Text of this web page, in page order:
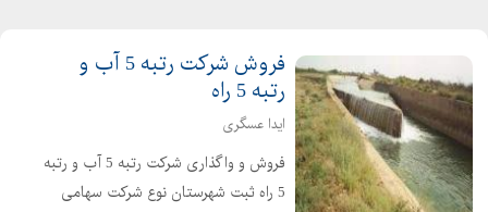
فروش شرکت رتبه 5 آب و
رتبه 5 راه
ایدا عسگری
فروش و واگذاری شرکت رتبه 5 آب و رتبه
5 راه ثبت شهرستان نوع شرکت سهامی